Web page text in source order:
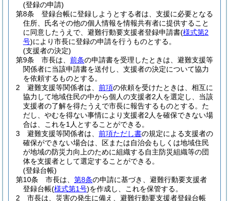
(登録の申請)
第8条
登録台帳に登録しようとする者は、支援に必要となる
住所、氏名その他の個人情報を情報共有者に提供すること
に同意したうえで、避難行動要支援者登録申請書(様式第2
号)により市長に登録の申請を行うものとする。
(支援者の決定)
第9条
市長は、 前条の申請書を受理したときは、避難支援等
関係者に当該申請書を送付し、支援者の決定について協力
を依頼するものとする。
2
避難支援等関係者は、 前項の依頼を受けたときは、相互に
協力して地域住民の中から個人の支援者2人を選定し、当該
支援者の了解を得たうえで市長に報告するものとする。 た
だし、やむを得ない事情により支援者2人を確保できない場
合は、これを1人とすることができる。
3
避難支援等関係者は、 前項ただし書の規定による支援者の
確保ができない場合は、区または自治会もしくは地域住民
が地域の防災力向上のために組織する自主防災組織等の団
体を支援者として選定することができる。
(登録台帳)
第10条
市長は、 第8条の申請に基づき、避難行動要支援者
登録台帳(様式第1号)を作成し、これを保管する。
2
市長は、災害の発生に備え、避難行動要支援者登録台帳